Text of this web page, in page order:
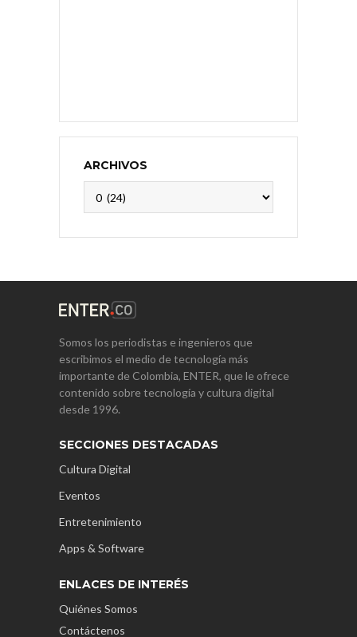
ARCHIVOS
Somos los periodistas e ingenieros que
escribimos el medio de tecnología más
importante de Colombia, ENTER, que le ofrece
contenido sobre tecnología y cultura digital
desde 1996.
SECCIONES DESTACADAS
Cultura Digital
Eventos
Entretenimiento
Apps & Software
ENLACES DE INTERÉS
Quiénes Somos
Contáctenos